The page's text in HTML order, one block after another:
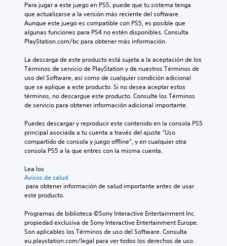
Para jugar a este juego en PS5, puede que tu sistema tenga
que actualizarse a la versión más reciente del software.
Aunque este juego es compatible con PS5, es posible que
algunas funciones para PS4 no estén disponibles. Consulta
PlayStation.com/bc para obtener más información.
La descarga de este producto está sujeta a la aceptación de los
Términos de servicio de PlayStation y de nuestros Términos de
uso del Software, así como de cualquier condición adicional
que se aplique a este producto. Si no desea aceptar estos
términos, no descargue este producto. Consulte los Términos
de servicio para obtener información adicional importante.
Puedes descargar y reproducir este contenido en la consola PS5
principal asociada a tu cuenta a través del ajuste “Uso
compartido de consola y juego offline”, y en cualquier otra
consola PS5 a la que entres con la misma cuenta.
Lea los
Avisos de salud
este producto.
Programas de biblioteca ©Sony Interactive Entertainment Inc.
propiedad exclusiva de Sony Interactive Entertainment Europe.
Son aplicables los Términos de uso del Software. Consulta
eu.playstation.com/legal para ver todos los derechos de uso.